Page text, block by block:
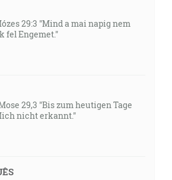
29:3 "Mind a mai napig nem
fel Engemet."
29,3 "Bis zum heutigen Tage
nicht erkannt."